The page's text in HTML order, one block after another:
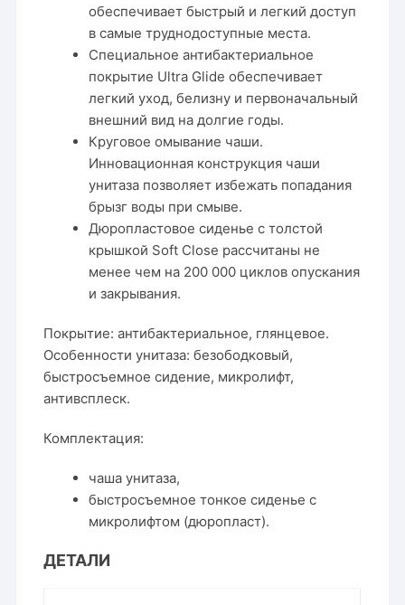
обеспечивает быстрый и легкий доступ
в самые труднодоступные места.
Специальное антибактериальное
покрытие Ultra Glide обеспечивает
легкий уход, белизну и первоначальный
внешний вид на долгие годы.
Круговое омывание чаши.
Инновационная конструкция чаши
унитаза позволяет избежать попадания
брызг воды при смыве.
Дюропластовое сиденье с толстой
крышкой Soft Close рассчитаны не
менее чем на 200 000 циклов опускания
и закрывания.
Покрытие: антибактериальное, глянцевое.
Особенности унитаза: безободковый,
быстросъемное сидение, микролифт,
антивсплеск.
Комплектация:
чаша унитаза,
быстросъемное тонкое сиденье с
микролифтом (дюропласт).
ДЕТАЛИ